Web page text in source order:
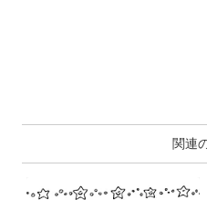
関連